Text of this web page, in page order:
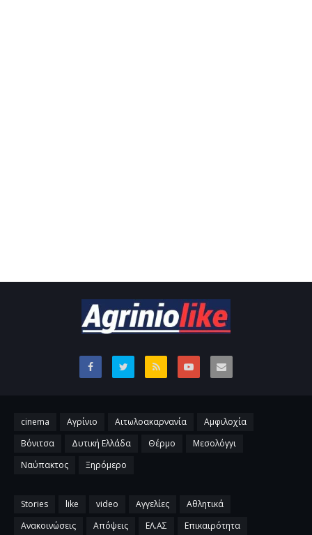
cinema Αγρίνιο Αιτωλοακαρνανία
Αμφιλοχία
Βόνιτσα
Δυτική Ελλάδα Θέρμο
Μεσολόγγι
Ναύπακτος
Ξηρόμερο
Stories like video Αγγελίες
Αθλητικά
Ανακοινώσεις
Απόψεις ΕΛ.ΑΣ Επικαιρότητα